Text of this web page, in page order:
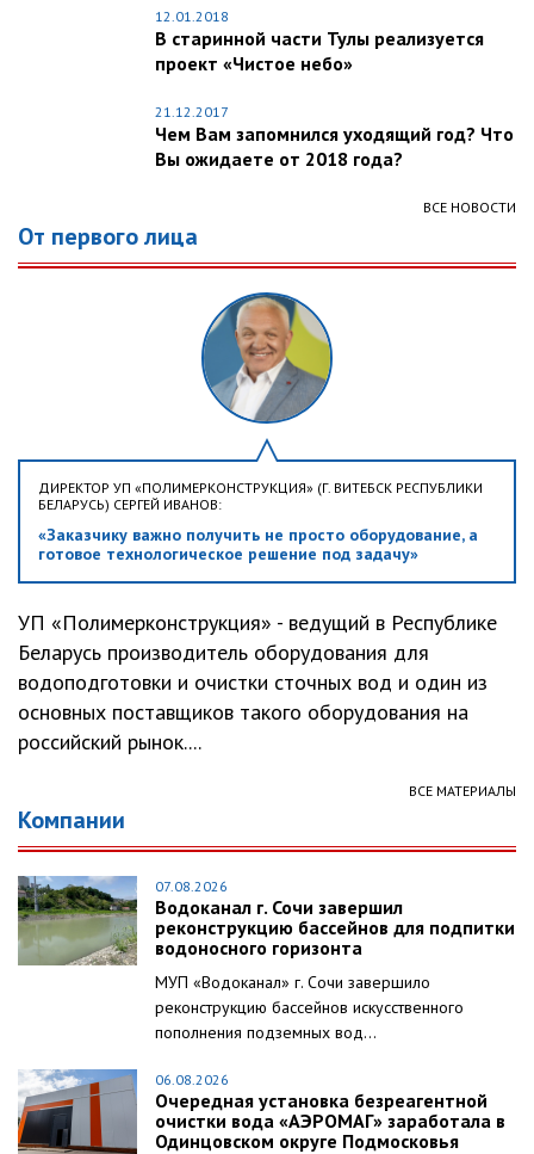
12.01.2018
В старинной части Тулы реализуется
проект «Чистое небо»
21.12.2017
Чем Вам запомнился уходящий год? Что
Вы ожидаете от 2018 года?
ВСЕ НОВОСТИ
От первого лица
ДИРЕКТОР УП «ПОЛИМЕРКОНСТРУКЦИЯ» (Г. ВИТЕБСК РЕСПУБЛИКИ
БЕЛАРУСЬ) СЕРГЕЙ ИВАНОВ:
«Заказчику важно получить не просто оборудование, а
готовое технологическое решение под задачу»
УП «Полимерконструкция» - ведущий в Республике
Беларусь производитель оборудования для
водоподготовки и очистки сточных вод и один из
основных поставщиков такого оборудования на
российский рынок....
ВСЕ МАТЕРИАЛЫ
Компании
07.08.2026
Водоканал г. Сочи завершил
реконструкцию бассейнов для подпитки
водоносного горизонта
МУП «Водоканал» г. Сочи завершило
реконструкцию бассейнов искусственного
пополнения подземных вод...
06.08.2026
Очередная установка безреагентной
очистки вода «АЭРОМАГ» заработала в
Одинцовском округе Подмосковья